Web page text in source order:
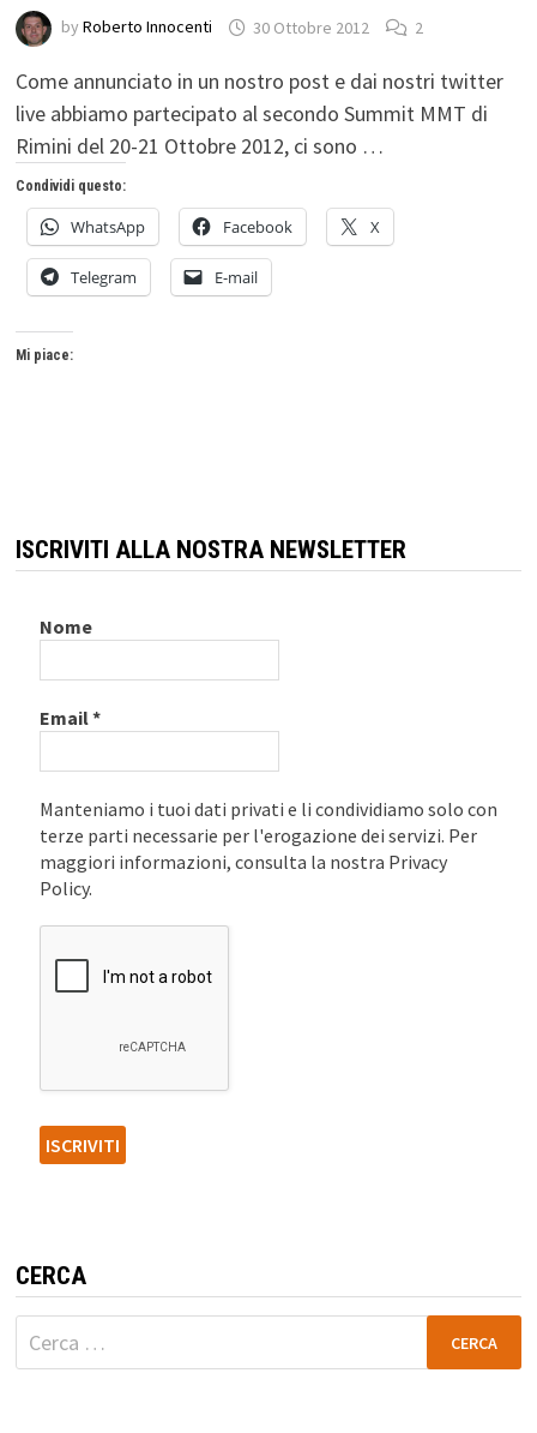
by Roberto Innocenti 30 Ottobre 2012 2
Come annunciato in un nostro post e dai nostri twitter
live abbiamo partecipato al secondo Summit MMT di
Rimini del 20-21 Ottobre 2012, ci sono …
Condividi questo:
WhatsApp Facebook X
Telegram E-mail
Mi piace:
ISCRIVITI ALLA NOSTRA NEWSLETTER
Nome
Email*
Manteniamo i tuoi dati privati e li condividiamo solo con
terze parti necessarie per l'erogazione dei servizi. Per
maggiori informazioni, consulta la nostra Privacy
Policy.
CERCA
Ricerca
per: